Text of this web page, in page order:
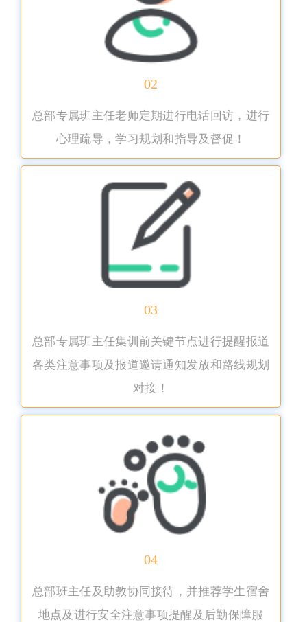
02
总部专属班主任老师定期进行电话回访，进行
心理疏导，学习规划和指导及督促！
03
总部专属班主任集训前关键节点进行提醒报道
各类注意事项及报道邀请通知发放和路线规划
对接！
04
总部班主任及助教协同接待，并推荐学生宿舍
地点及进行安全注意事项提醒及后勤保障服